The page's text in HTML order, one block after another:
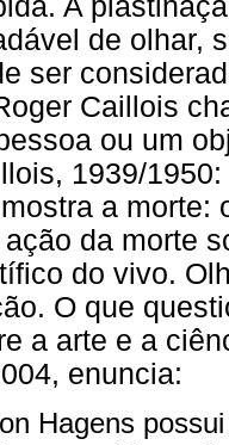
A
de olhar,
ser
Caillois
ou um
1939/
a morte:
da morte
do vivo.
O que
a arte e a
enuncia:
Hagens